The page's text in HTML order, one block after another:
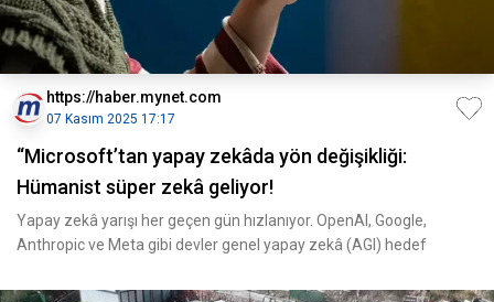
https://haber.mynet.com
07 Kasım 2025 17:17
“Microsoft’tan yapay zekâda yön değişikliği:
Hümanist süper zekâ geliyor!
Yapay zekâ yarışı her geçen gün hızlanıyor. OpenAI, Google,
Anthropic ve Meta gibi devler genel yapay zekâ (AGI) hedef